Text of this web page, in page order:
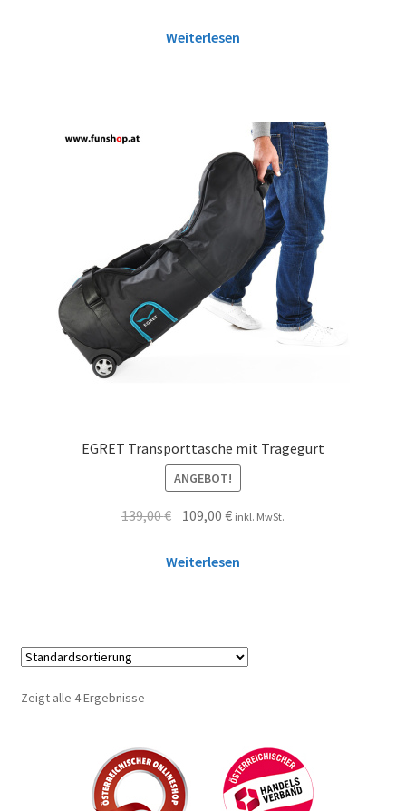
Weiterlesen
EGRET Transporttasche mit Tragegurt
ANGEBOT!
139,00€ 109,00€ inkl. MwSt.
Weiterlesen
Zeigt alle 4 Ergebnisse